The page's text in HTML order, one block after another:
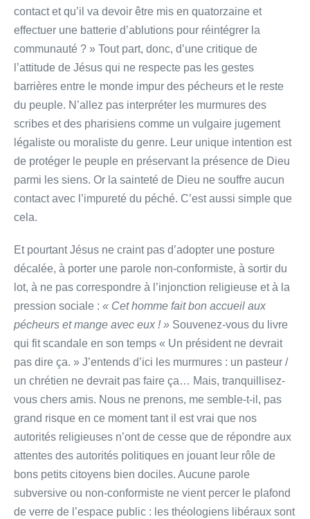
contact et qu’il va devoir être mis en quatorzaine et
effectuer une batterie d’ablutions pour réintégrer la
communauté ? » Tout part, donc, d’une critique de
l’attitude de Jésus qui ne respecte pas les gestes
barrières entre le monde impur des pécheurs et le reste
du peuple. N’allez pas interpréter les murmures des
scribes et des pharisiens comme un vulgaire jugement
légaliste ou moraliste du genre. Leur unique intention est
de protéger le peuple en préservant la présence de Dieu
parmi les siens. Or la sainteté de Dieu ne souffre aucun
contact avec l’impureté du péché. C’est aussi simple que
cela.
Et pourtant Jésus ne craint pas d’adopter une posture
décalée, à porter une parole non-conformiste, à sortir du
lot, à ne pas correspondre à l’injonction religieuse et à la
pression sociale : « Cet homme fait bon accueil aux
pécheurs et mange avec eux ! » Souvenez-vous du livre
qui fit scandale en son temps « Un président ne devrait
pas dire ça. » J’entends d’ici les murmures : un pasteur /
un chrétien ne devrait pas faire ça… Mais, tranquillisez-
vous chers amis. Nous ne prenons, me semble-t-il, pas
grand risque en ce moment tant il est vrai que nos
autorités religieuses n’ont de cesse que de répondre aux
attentes des autorités politiques en jouant leur rôle de
bons petits citoyens bien dociles. Aucune parole
subversive ou non-conformiste ne vient percer le plafond
de verre de l’espace public : les théologiens libéraux sont